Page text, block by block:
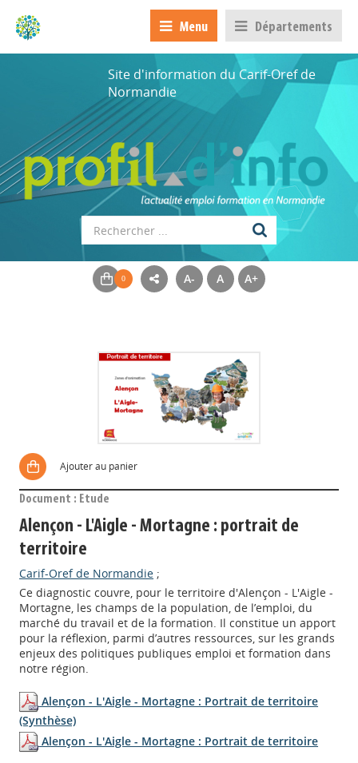
Menu Départements
Site d'information du Carif-Oref de
Normandie
A- A A+
Ajouter au panier
Document : Etude
Alençon - L'Aigle - Mortagne : portrait de
territoire
Carif-Oref de Normandie ;
Ce diagnostic couvre, pour le territoire d'Alençon - L'Aigle -
Mortagne, les champs de la population, de l’emploi, du
marché du travail et de la formation. Il constitue un apport
pour la réflexion, parmi d’autres ressources, sur les grands
enjeux des politiques publiques emploi et formation dans
notre région.
Alençon - L'Aigle - Mortagne : Portrait de territoire
(Synthèse)
Alençon - L'Aigle - Mortagne : Portrait de territoire